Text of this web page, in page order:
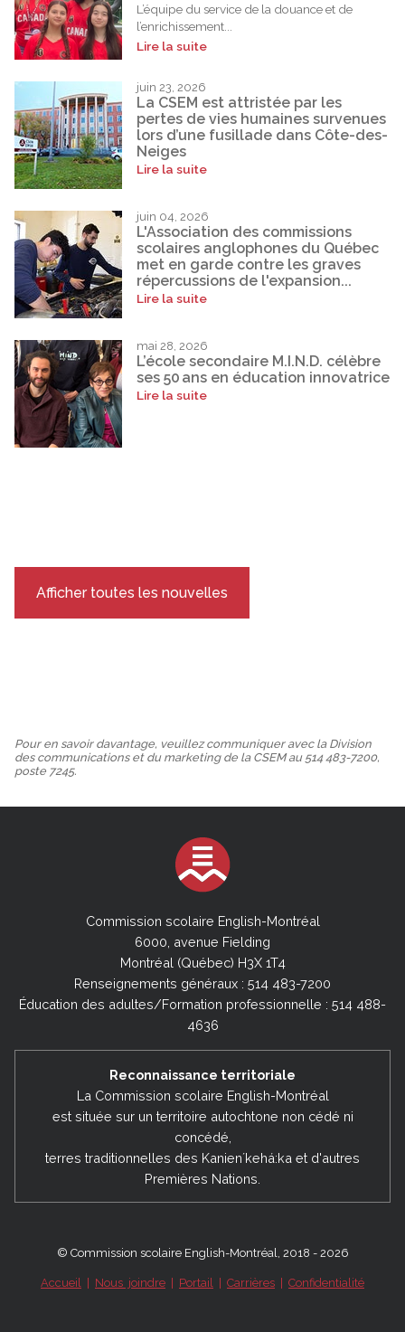
L’équipe du service de la douance et de
l’enrichissement...
Lire la suite
juin 23, 2026
La CSEM est attristée par les
pertes de vies humaines survenues
lors d’une fusillade dans Côte-des-
Neiges
Lire la suite
juin 04, 2026
L'Association des commissions
scolaires anglophones du Québec
met en garde contre les graves
répercussions de l'expansion...
Lire la suite
mai 28, 2026
L’école secondaire M.I.N.D. célèbre
ses 50 ans en éducation innovatrice
Lire la suite
Afficher toutes les nouvelles
Pour en savoir davantage, veuillez communiquer avec la Division
des communications et du marketing de la CSEM au 514 483-7200,
poste 7245.
Commission scolaire English-Montréal
6000, avenue Fielding
Montréal (Québec) H3X 1T4
Renseignements généraux : 514 483-7200
Éducation des adultes/Formation professionnelle : 514 488-
4636
Reconnaissance territoriale
La Commission scolaire English-Montréal
est située sur un territoire autochtone non cédé ni
concédé,
terres traditionnelles des Kanienʼkehá:ka et d'autres
Premières Nations.
© Commission scolaire English-Montréal, 2018 - 2026
Accueil Nous joindre Portail Carrières Confidentialité